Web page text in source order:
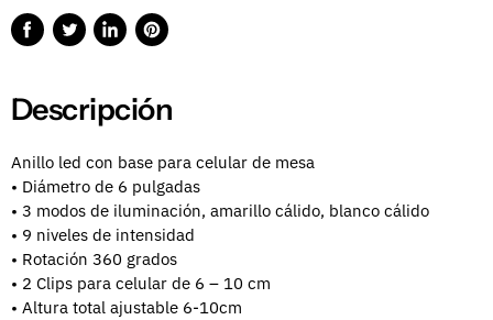
CompartirPublicarCompartirGuardar
Descripción
Anillo led con base para celular de mesa
• Diámetro de 6 pulgadas
• 3 modos de iluminación, amarillo cálido, blanco cálido
• 9 niveles de intensidad
• Rotación 360 grados
• 2 Clips para celular de 6 – 10 cm
• Altura total ajustable 6-10cm